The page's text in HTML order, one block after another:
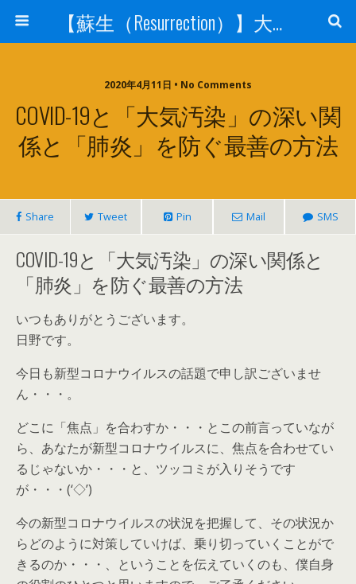
【蘇生（Resurrection）】大宇宙と人体の神秘を紐解く
2020年4月11日 • No Comments
COVID-19と「大気汚染」の深い関
係と「肺炎」を防ぐ最善の方法
Share Tweet Pin Mail SMS
COVID-19と「大気汚染」の深い関係と
「肺炎」を防ぐ最善の方法
いつもありがとうございます。
日野です。
今日も新型コロナウイルスの話題で申し訳ございませ
ん・・・。
どこに「焦点」を合わすか・・・とこの前言っていなが
ら、あなたが新型コロナウイルスに、焦点を合わせてい
るじゃないか・・・と、ツッコミが入りそうです
が・・・(‘◇’)ゞ
今の新型コロナウイルスの状況を把握して、その状況か
らどのように対策していけば、乗り切っていくことがで
きるのか・・・、ということを伝えていくのも、僕自身